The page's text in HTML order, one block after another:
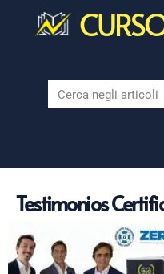
Testimonios